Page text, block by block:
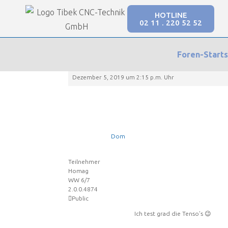
HOTLINE
02 11 . 220 52 52
Foren-
Our Forums
SmartWOP Supportforum › Foren Konstruktion mit dem Programm
Konstruktion mit
Antwort auf: eigene Schubkasten / Schublade
Dezember 5, 2019 um 2:15 p.m. Uhr
Dom
Teilnehmer
Homag
WW 6/7
2.0.0.4874
Public
Ich test grad die Tenso’s 😉